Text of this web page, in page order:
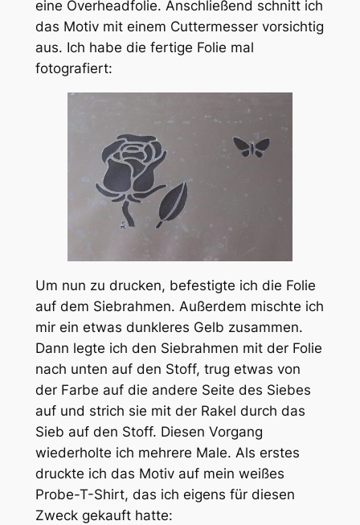
eine Overheadfolie. Anschließend schnitt ich
das Motiv mit einem Cuttermesser vorsichtig
aus. Ich habe die fertige Folie mal
fotografiert:
Um nun zu drucken, befestigte ich die Folie
auf dem Siebrahmen. Außerdem mischte ich
mir ein etwas dunkleres Gelb zusammen.
Dann legte ich den Siebrahmen mit der Folie
nach unten auf den Stoff, trug etwas von
der Farbe auf die andere Seite des Siebes
auf und strich sie mit der Rakel durch das
Sieb auf den Stoff. Diesen Vorgang
wiederholte ich mehrere Male. Als erstes
druckte ich das Motiv auf mein weißes
Probe-T-Shirt, das ich eigens für diesen
Zweck gekauft hatte: